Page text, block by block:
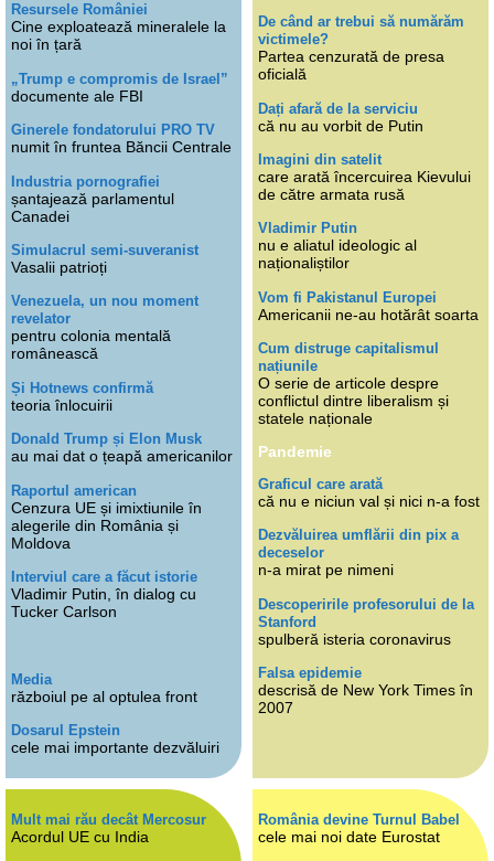
Resursele României
Cine exploatează mineralele la
noi în țară
„Trump e compromis de Israel”
documente ale FBI
Ginerele fondatorului PRO TV
numit în fruntea Băncii Centrale
Industria pornografiei
șantajează parlamentul
Canadei
Simulacrul semi-suveranist
Vasalii patrioți
Venezuela, un nou moment
revelator
pentru colonia mentală
românească
Și Hotnews confirmă
teoria înlocuirii
Donald Trump și Elon Musk
au mai dat o țeapă americanilor
Raportul american
Cenzura UE și imixtiunile în
alegerile din România și
Moldova
Interviul care a făcut istorie
Vladimir Putin, în dialog cu
Tucker Carlson
Media
războiul pe al optulea front
Dosarul Epstein
cele mai importante dezvăluiri
De când ar trebui să numărăm
victimele?
Partea cenzurată de presa
oficială
Dați afară de la serviciu
că nu au vorbit de Putin
Imagini din satelit
care arată încercuirea Kievului
de către armata rusă
Vladimir Putin
nu e aliatul ideologic al
naționaliștilor
Vom fi Pakistanul Europei
Americanii ne-au hotărât soarta
Cum distruge capitalismul
națiunile
O serie de articole despre
conflictul dintre liberalism și
statele naționale
Pandemie
Graficul care arată
că nu e niciun val și nici n-a fost
Dezvăluirea umflării din pix a
deceselor
n-a mirat pe nimeni
Descoperirile profesorului de la
Stanford
spulberă isteria coronavirus
Falsa epidemie
descrisă de New York Times în
2007
Mult mai rău decât Mercosur
Acordul UE cu India
România devine Turnul Babel
cele mai noi date Eurostat